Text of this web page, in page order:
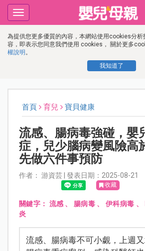
為提供您更多優質的內容，本網站使用cookies分析
容，即表示您同意我們使用 cookies， 關於更多
權說明 。
我知道了
Toggle
navigation
首頁 育兒 寶貝健康
流感、腸病毒強碰，嬰
症，兒少腦病變風險高
先做六件事預防
作者： 游資芸 | 發表日期：2025-08-21
收藏
關鍵字： 流感 、 腸病毒 、 伊科病毒 、
炎
流感、腸病毒不可小覷，上週